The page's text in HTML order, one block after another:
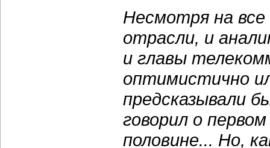
Несмотря на
отрасли, и
и главы
оптимистично
предсказывали
говорил о
половине... Но,